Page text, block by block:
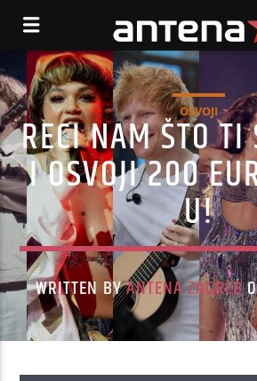
OSVOJI
RECI NAM ŠTO TI
I OSVOJI 200
U!
WRITTEN BYANTENA ZAGREB